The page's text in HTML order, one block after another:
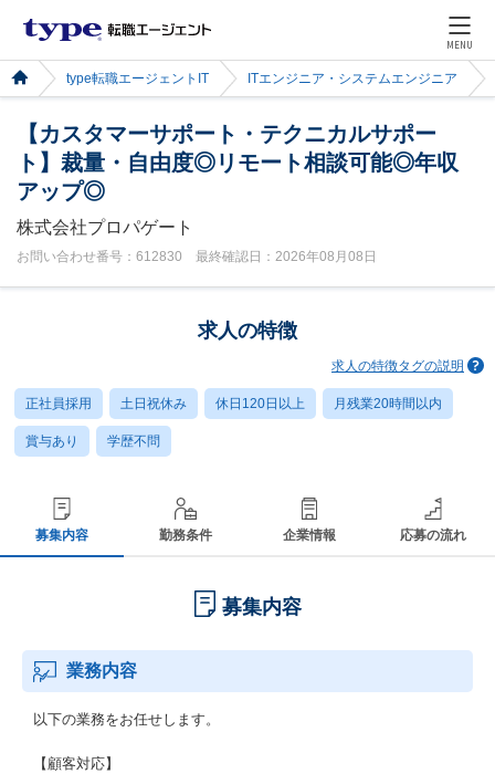
MENU
type転職エージェントIT ITエンジニア・システムエンジニア
【カスタマーサポート・テクニカルサポー
ト】裁量・自由度◎リモート相談可能◎年収
アップ◎
株式会社プロパゲート
お問い合わせ番号：612830 最終確認日：2026年08月08日
求人の特徴
求人の特徴タグの説明
正社員採用 土日祝休み 休日120日以上 月残業20時間以内
賞与あり 学歴不問
募集内容 勤務条件 企業情報 応募の流れ
募集内容
業務内容
以下の業務をお任せします。
【顧客対応】